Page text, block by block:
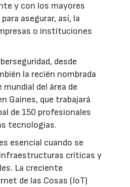
y con los mayores
asegurar, así, la
o instituciones
desde
la recién nombrada
del área de
Gaines, que trabajará
de 150 profesionales
tecnologías.
esencial cuando se
críticas y
La creciente
de las Cosas (IoT)